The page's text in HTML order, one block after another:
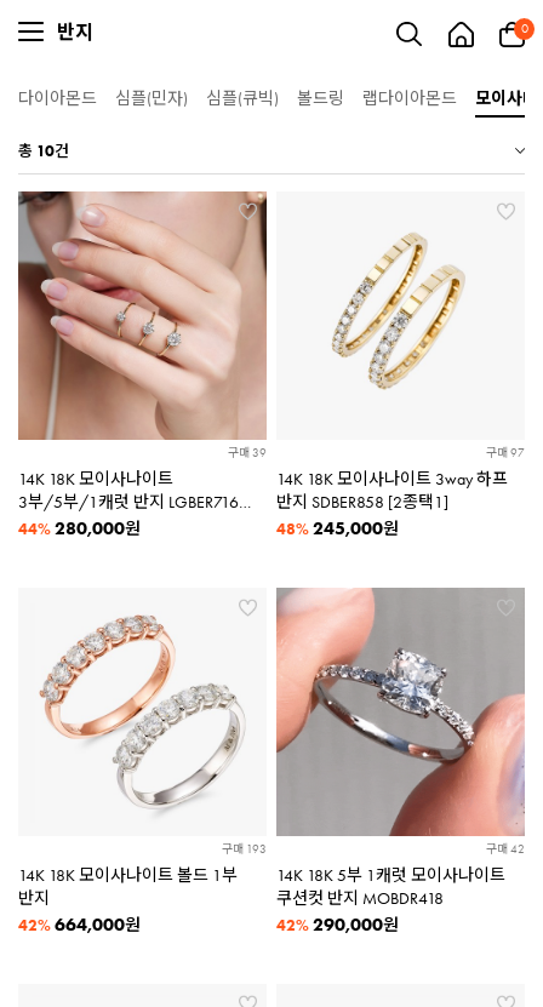
반지 0
다이아몬드 심플(민자) 심플(큐빅) 볼드링 랩다이아몬드 모이사나
총 10건
구매 39
14K 18K 모이사나이트
3부/5부/1캐럿 반지 LGBER716
[3종택1]
44% 280,000원
구매 97
14K 18K 모이사나이트 3way 하프
반지 SDBER858 [2종택1]
48% 245,000원
구매 193
14K 18K 모이사나이트 볼드 1부
반지
42% 664,000원
구매 42
14K 18K 5부 1캐럿 모이사나이트
쿠션컷 반지 MOBDR418
42% 290,000원